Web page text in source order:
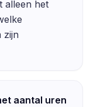
alleen het
zijn
aantal uren